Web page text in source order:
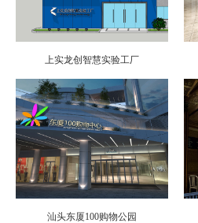
上实龙创智慧实验工厂
汕头东厦100购物公园